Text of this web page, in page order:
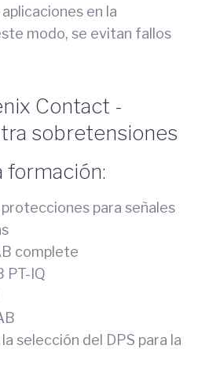
en la
modo, se evitan fallos
formación:
para señales
complete
PT-IQ
selección del DPS para la